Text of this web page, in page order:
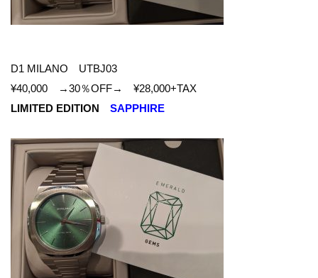
D1 MILANO UTBJ03
¥40,000 →30％OFF→ ¥28,000+TAX
LIMITED EDITION
SAPPHIRE